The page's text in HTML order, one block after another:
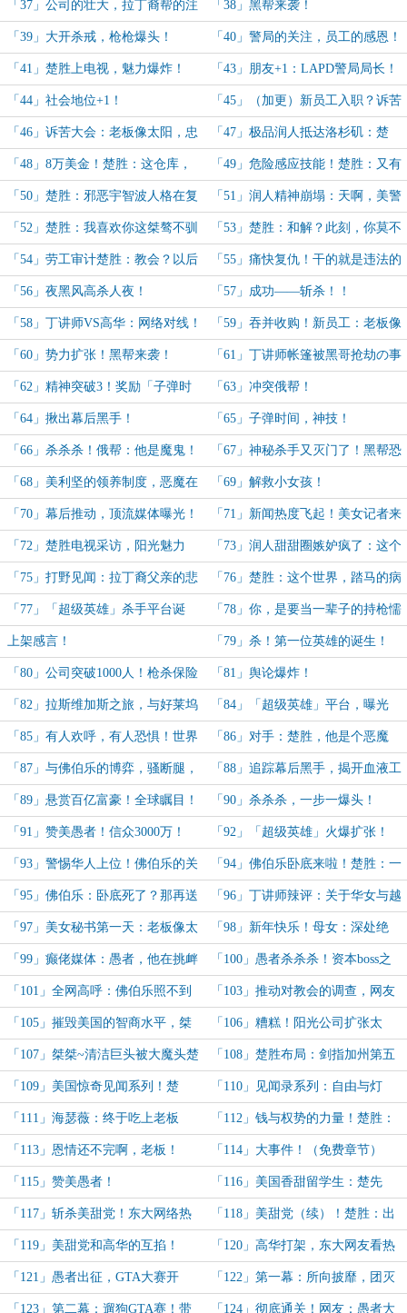
「37」公司的壮大，拉丁裔帮的注
意！
「38」黑帮来袭！
「39」大开杀戒，枪枪爆头！ 「40」警局的关注，员工的感恩！
「41」楚胜上电视，魅力爆炸！ 「43」朋友+1：LAPD警局局长！
「44」社会地位+1！ 「45」（加更）新员工入职？诉苦
大会！
「46」诉苦大会：老板像太阳，忠
诚！
「47」极品润人抵达洛杉矶：楚
胜，三十年河东三十年河西！
「48」8万美金！楚胜：这仓库，
为什么写着我的名字！（加更）
「49」危险感应技能！楚胜：又有
刁民想害朕！
「50」楚胜：邪恶宇智波人格在复
苏……
「51」润人精神崩塌：天啊，美警
当街枪杀公民！
「52」楚胜：我喜欢你这桀骜不驯
的样子！
「53」楚胜：和解？此刻，你莫不
是在说笑？
「54」劳工审计楚胜：教会？以后
请叫我主教大人！
「55」痛快复仇！干的就是违法的
事！
「56」夜黑风高杀人夜！ 「57」成功——斩杀！！
「58」丁讲师VS高华：网络对线！ 「59」吞并收购！新员工：老板像
太阳，忠诚！
「60」势力扩张！黑帮来袭！ 「61」丁讲师帐篷被黑哥抢劫の事
件！（加更求月票！）
「62」精神突破3！奖励「子弹时
间」！
「63」冲突俄帮！
「64」揪出幕后黑手！ 「65」子弹时间，神技！
「66」杀杀杀！俄帮：他是魔鬼！ 「67」神秘杀手又灭门了！黑帮恐
惧，LAPD失声！
「68」美利坚的领养制度，恶魔在
人间！
「69」解救小女孩！
「70」幕后推动，顶流媒体曝光！ 「71」新闻热度飞起！美女记者来
采访！
「72」楚胜电视采访，阳光魅力
MAX！Facebook疯狂涨粉！
「73」润人甜甜圈嫉妒疯了：这个
楚胜，凭什么混得这么好！
「75」打野见闻：拉丁裔父亲的悲
歌！
「76」楚胜：这个世界，踏马的病
了！杀杀杀！！
「77」「超级英雄」杀手平台诞
生！星星之火可以燎原！
「78」你，是要当一辈子的持枪懦
夫，还是当一名英雄？
上架感言！ 「79」杀！第一位英雄的诞生！
「达摩克里利斯之剑」正式成形！
「80」公司突破1000人！枪杀保险
CEO，新闻大风暴！
「81」舆论爆炸！
「82」拉斯维加斯之旅，与好莱坞
美女明星结伴！
「84」「超级英雄」平台，曝光
了！
「85」有人欢呼，有人恐惧！世界
是个草台班子！
「86」对手：楚胜，他是个恶魔
啊！
「87」与佛伯乐的博弈，骚断腿，
邪恶的楚胜已经愉悦起来了！
「88」追踪幕后黑手，揭开血液工
厂的资本黑暗内幕！
「89」悬赏百亿富豪！全球瞩目！
愚者登场！
「90」杀杀杀，一步一爆头！
「91」赞美愚者！信众3000万！ 「92」「超级英雄」火爆扩张！
「93」警惕华人上位！佛伯乐的关
注，派出卧底！
「94」佛伯乐卧底来啦！楚胜：一
点忠诚都不加？给我死！
「95」佛伯乐：卧底死了？那再送
个美女高材生过去！
「96」丁讲师辣评：关于华女与越
南女，与外国女……
「97」美女秘书第一天：老板像太
阳！忠诚！
「98」新年快乐！母女：深处绝
望，看见光明！
「99」癫佬媒体：愚者，他在挑衅
你啊！快出来杀杀杀！
「100」愚者杀杀杀！资本boss之
死！
「101」全网高呼：佛伯乐照不到
的地方，愚者的光可以照到！
「103」推动对教会的调查，网友
愤怒：这些教会fucking***！
「105」摧毁美国的智商水平，桀
桀桀~~
「106」糟糕！阳光公司扩张太
快，被清洁巨头给盯上了！
「107」桀桀~清洁巨头被大魔头楚
胜盯上了：杀杀杀！
「108」楚胜布局：剑指加州第五
大工会席主之位！
「109」美国惊奇见闻系列！楚
胜：这个，我又没见过！
「110」见闻录系列：自由与灯
塔？残酷的现实！
「111」海瑟薇：终于吃上老板
了！公司快速扩张，同行记恨！
「112」钱与权势的力量！楚胜：
桀桀桀~~~
「113」恩情还不完啊，老板！ 「114」大事件！（免费章节）
「115」赞美愚者！ 「116」美国香甜留学生：楚先
生，求求你，给我份工作吧！
「117」斩杀美甜党！东大网络热
闹了！
「118」美甜党（续）！楚胜：出
来混，要讲势力讲背景！小瘪三！
「119」美甜党和高华的互掐！ 「120」高华打架，东大网友看热
「121」愚者出征，GTA大赛开
启！
「122」第一幕：所向披靡，团灭
萨克勒家族！
「123」第二幕：遛狗GTA赛！带 「124」彻底通关！网友：愚者大